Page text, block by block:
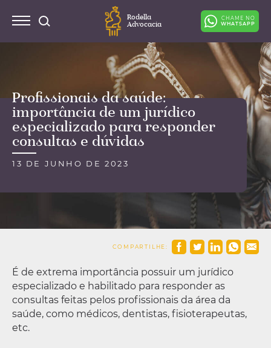
Rodella
Advocacia
CHAME NO
WHATSAPP
Profissionais da saúde:
importância de um jurídico
especializado para responder
consultas e dúvidas
13 DE JUNHO DE 2023
COMPARTILHE:
É de extrema importância possuir um jurídico
especializado e habilitado para responder as
consultas feitas pelos profissionais da área da
saúde, como médicos, dentistas, fisioterapeutas,
etc.